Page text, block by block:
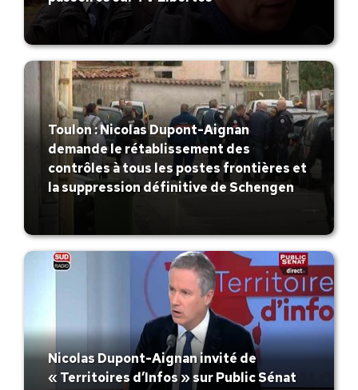
Toulon : Nicolas Dupont-Aignan
demande le rétablissement des
contrôles à tous les postes frontières et
la suppression définitive de Schengen
Nicolas Dupont-Aignan invité de
« Territoires d’Infos » sur Public Sénat